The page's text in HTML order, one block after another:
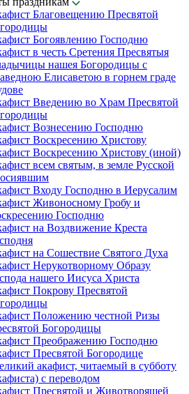
Благовещению Пресвятой
Богоявлению Господню
в честь Сретения Пресвятыя
нашея Богородицы с
Елисаветою в горнем граде
Введению во Храм Пресвятой
Вознесению Господню
Воскресению Христову
Воскресению Христову (иной)
всем святым, в земле Русской
Входу Господню в Иерусалим
Живоносному Гробу и
Господню
на Воздвижение Креста
на Сошествие Святого Духа
Нерукотворному Образу
нашего Иисуса Христа
Покрову Пресвятой
Положению честной Ризы
Богородицы
Преображению Господню
Пресвятой Богородице
акафист, читаемый в субботу
с переводом
Пресвятой и Животворящей